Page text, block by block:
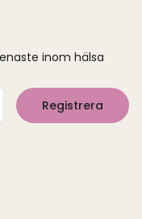
inom hälsa
Registrera